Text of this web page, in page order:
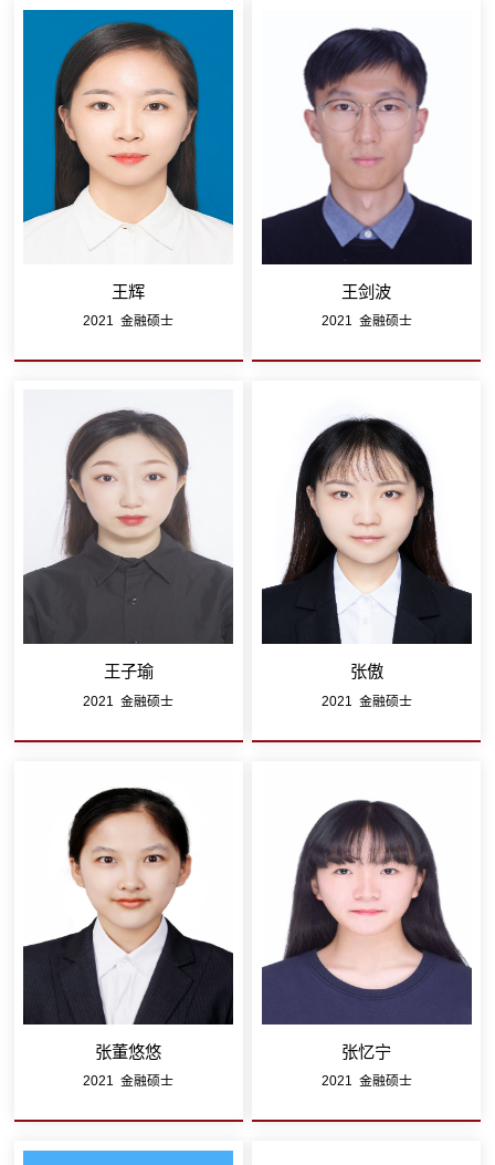
王辉
2021 金融硕士
王剑波
2021 金融硕士
王子瑜
2021 金融硕士
张傲
2021 金融硕士
张董悠悠
2021 金融硕士
张忆宁
2021 金融硕士